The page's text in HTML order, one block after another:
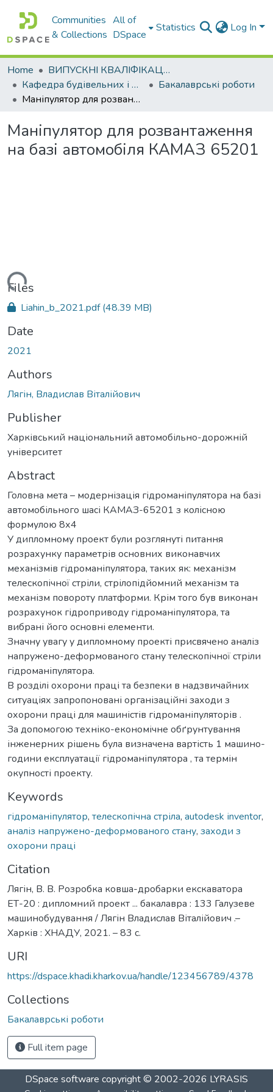
Communities
& Collections
All of
DSpace
Statistics Log In
Home
ВИПУСКНІ КВАЛІФІКАЦІЙНІ РОБОТИ
Кафедра будівельних і дорожніх машин
Бакалаврські роботи
Маніпулятор для розвантаження на базі автомобіля КАМАЗ 65201
Маніпулятор для розвантаження
на базі автомобіля КАМАЗ 65201
Files
Liahin_b_2021.pdf(48.39 MB)
Date
2021
Authors
Лягін, Владислав Віталійович
Publisher
Харківський національний автомобільно-дорожній
університет
Abstract
Головна мета – модернізація гідроманіпулятора на базі
автомобільного шасі КАМАЗ-65201 з колісною
формулою 8х4
У дипломному проект були розглянуті питання
розрахунку параметрів основних виконавчих
механізмів гідроманіпулятора, таких як: механізм
телескопічної стріли, стрілопідйомний механізм та
механізм повороту платформи. Крім того був виконан
розрахунок гідроприводу гідроманіпулятора, та
вибрані його основні елементи.
Значну увагу у дипломному проекті присвячено аналіз
напружено-деформованого стану телескопічної стріли
гідроманіпулятора.
В розділі охорони праці та безпеки в надзвичайних
ситуаціях запропоновані організаційні заходи з
охорони праці для машиністів гідроманіпуляторів .
За допомогою техніко-економічне обґрунтування
інженерних рішень була визначена вартість 1 машино-
години експлуатації гідроманіпулятора , та термін
окупності проекту.
Keywords
гідроманіпулятор, телескопічна стріла, autodesk іnventor,
аналіз напружено-деформованого стану, заходи з
охорони праці
Citation
Лягін, В. В. Розробка ковша-дробарки екскаватора
ЕТ-20 : дипломний проект ... бакалавра : 133 Галузеве
машинобудування / Лягін Владислав Віталійович .–
Харків : ХНАДУ, 2021. – 83 с.
URI
https://dspace.khadi.kharkov.ua/handle/123456789/4378
Collections
Бакалаврські роботи
Full item page
DSpace software copyright © 2002-2026 LYRASIS